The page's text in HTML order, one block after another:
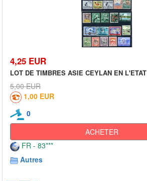
4,25 EUR
LOT DE TIMBRES ASIE CEYLAN EN L'ETAT
5,00 EUR
1,00 EUR
0
ACHETER
FR - 83***
Autres